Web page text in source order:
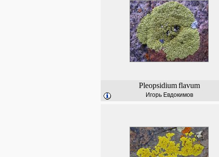
Pleopsidium flavum
Игорь Евдокимов